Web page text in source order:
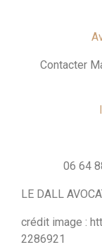
Contacter
06 64
LE DALL
crédit image :
2286921